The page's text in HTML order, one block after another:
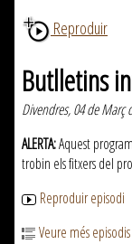
Reproduir
Butlletins
Divendres, 04 de Març
ALERTA:Aquest
trobin els fitxers del
Reproduir episodi
Veure més